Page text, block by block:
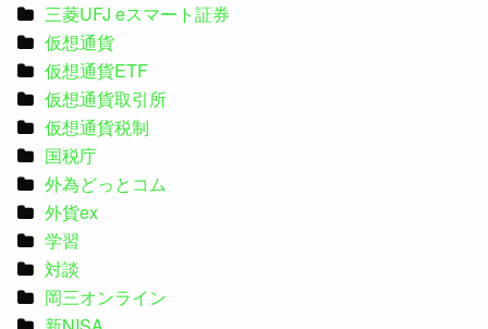
三菱UFJ eスマート証券
仮想通貨
仮想通貨ETF
仮想通貨取引所
仮想通貨税制
国税庁
外為どっとコム
外貨ex
学習
対談
岡三オンライン